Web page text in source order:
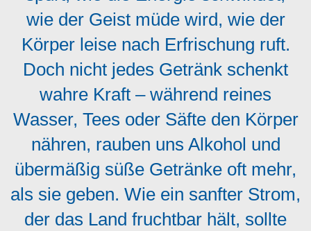
wie der Geist müde wird, wie der
Körper leise nach Erfrischung ruft.
Doch nicht jedes Getränk schenkt
wahre Kraft – während reines
Wasser, Tees oder Säfte den Körper
nähren, rauben uns Alkohol und
übermäßig süße Getränke oft mehr,
als sie geben. Wie ein sanfter Strom,
der das Land fruchtbar hält, sollte